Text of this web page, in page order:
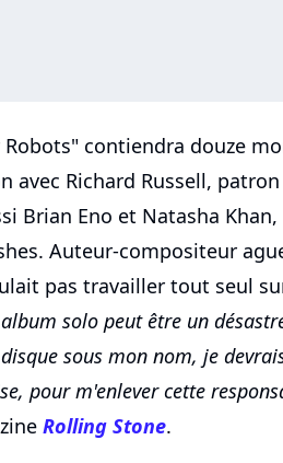
Robots" contiendra douze
avec Richard Russell,
Brian Eno et Natasha
Auteur-compositeur
pas travailler tout seul
album solo peut être un
sous mon nom, je
pour m'enlever cette
Rolling Stone.